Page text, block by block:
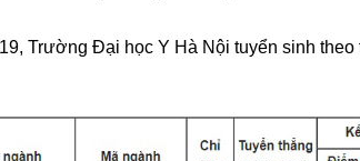
Trường Đại học Y Hà Nội tuyển sinh theo